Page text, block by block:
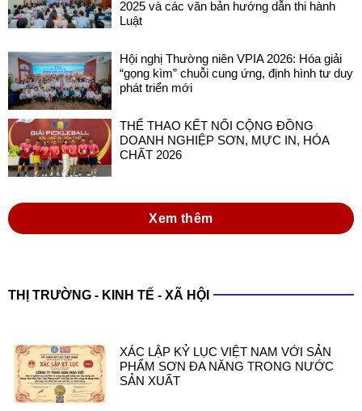
2025 và các văn bản hướng dẫn thi hành
Luật
Hội nghị Thường niên VPIA 2026: Hóa giải
“gọng kìm” chuỗi cung ứng, định hình tư duy
phát triển mới
THỂ THAO KẾT NỐI CỘNG ĐỒNG
DOANH NGHIỆP SƠN, MỰC IN, HÓA
CHẤT 2026
Xem thêm
THỊ TRƯỜNG - KINH TẾ - XÃ HỘI
XÁC LẬP KỶ LỤC VIỆT NAM VỚI SẢN
PHẨM SƠN ĐA NĂNG TRONG NƯỚC
SẢN XUẤT